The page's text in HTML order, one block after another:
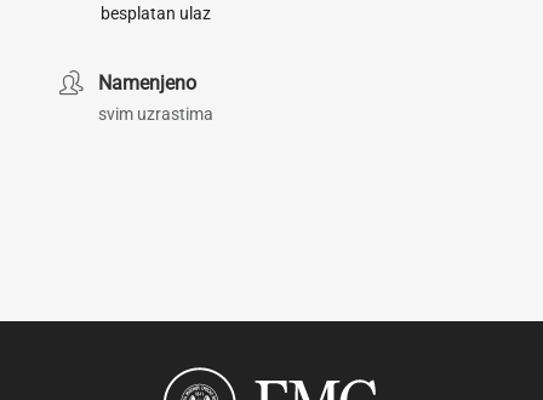
besplatan ulaz
Namenjeno
svim uzrastima